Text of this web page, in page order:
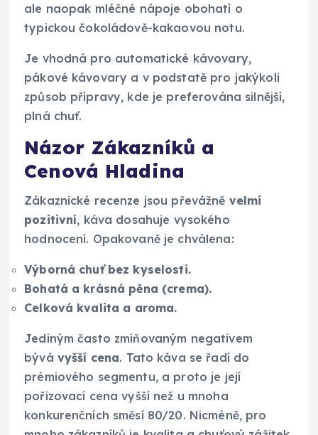
ale naopak mléčné nápoje obohatí o
typickou čokoládově-kakaovou notu.
Je vhodná pro automatické kávovary,
pákové kávovary a v podstatě pro jakýkoli
způsob přípravy, kde je preferována silnější,
plná chuť.
Názor Zákazníků a
Cenová Hladina
Zákaznické recenze jsou převážně velmi
pozitivní, káva dosahuje vysokého
hodnocení. Opakovaně je chválena:
Výborná chuť bez kyselosti.
Bohatá a krásná pěna (crema).
Celková kvalita a aroma.
Jediným často zmiňovaným negativem
bývá vyšší cena. Tato káva se řadí do
prémiového segmentu, a proto je její
pořizovací cena vyšší než u mnoha
konkurenčních směsí 80/20. Nicméně, pro